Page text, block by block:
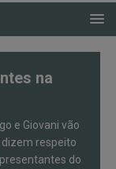
na
e Giovani vão
respeito
do